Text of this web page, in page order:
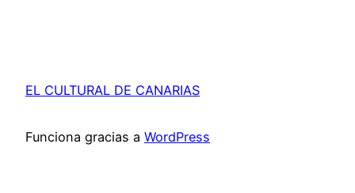
EL CULTURAL DE CANARIAS
Funciona gracias a WordPress